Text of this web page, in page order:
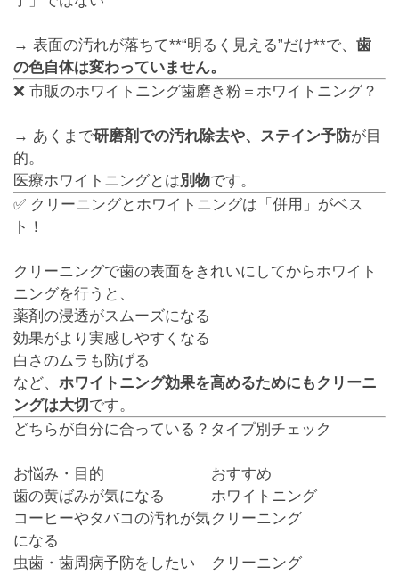
→ 表面の汚れが落ちて**“明るく見える”だけ**で、 歯
の色自体は変わっていません。
❌ 市販のホワイトニング歯磨き粉＝ホワイトニング？
→ あくまで研磨剤での汚れ除去や、ステイン予防が目
的。
医療ホワイトニングとは別物です。
✅ クリーニングとホワイトニングは「併用」がベス
ト！
クリーニングで歯の表面をきれいにしてからホワイト
ニングを行うと、
薬剤の浸透がスムーズになる
効果がより実感しやすくなる
白さのムラも防げる
など、 ホワイトニング効果を高めるためにもクリーニ
ングは大切 です。
どちらが自分に合っている？タイプ別チェック
お悩み・目的
おすすめ
歯の黄ばみが気になる
ホワイトニング
コーヒーやタバコの汚れが気
になる
クリーニング
虫歯・歯周病予防をしたい
クリーニング